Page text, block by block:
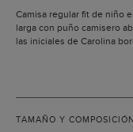
Camisa regular fit de niño
larga con puño camisero
las iniciales de Carolina
TAMAÑO Y COMPOSICIÓN